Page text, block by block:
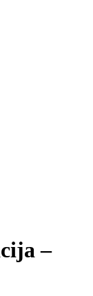
–